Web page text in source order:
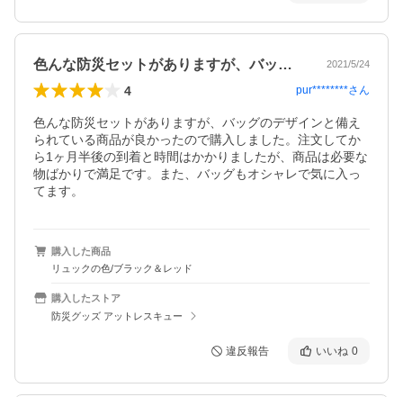
色んな防災セットがありますが、バッグの… 2021/5/24
4 pur********さん
色んな防災セットがありますが、バッグのデザインと備え
られている商品が良かったので購入しました。注文してか
ら1ヶ月半後の到着と時間はかかりましたが、商品は必要な
物ばかりで満足です。また、バッグもオシャレで気に入っ
てます。
購入した商品
リュックの色/ブラック＆レッド
購入したストア
防災グッズ アットレスキュー
違反報告 いいね 0